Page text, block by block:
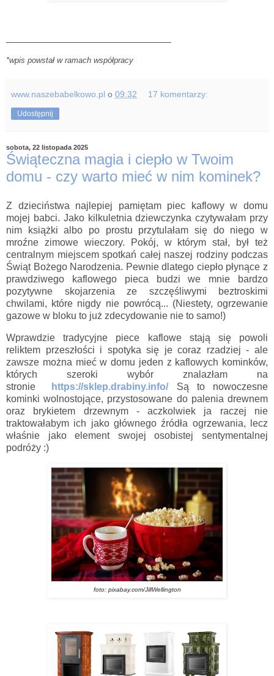
*wpis powstał w ramach współpracy
www.naszebabelkowo.pl o 09:32 17 komentarzy:
Udostępnij
sobota, 22 listopada 2025
Świąteczna magia i ciepło w Twoim
domu - czy warto mieć w nim kominek?
Z dzieciństwa najlepiej pamiętam piec kaflowy w domu
mojej babci. Jako kilkuletnia dziewczynka czytywałam przy
nim książki albo po prostu przytulałam się do niego w
mroźne zimowe wieczory. Pokój, w którym stał, był też
centralnym miejscem spotkań całej naszej rodziny podczas
Świąt Bożego Narodzenia. Pewnie dlatego ciepło płynące z
prawdziwego kaflowego pieca budzi we mnie bardzo
pozytywne skojarzenia ze szczęśliwymi beztroskimi
chwilami, które nigdy nie powrócą... (Niestety, ogrzewanie
gazowe w bloku to już zdecydowanie nie to samo!)
Wprawdzie tradycyjne piece kaflowe stają się powoli
reliktem przeszłości i spotyka się je coraz rzadziej - ale
zawsze można mieć w domu jeden z kaflowych kominków,
których szeroki wybór znalazłam na
stronie
https://sklep.drabiny.info/
Są to nowoczesne
kominki wolnostojące, przystosowane do palenia drewnem
oraz brykietem drzewnym - aczkolwiek ja raczej nie
traktowałabym ich jako głównego źródła ogrzewania, lecz
właśnie jako element swojej osobistej sentymentalnej
podróży :)
foto: pixabay.com/JillWellington